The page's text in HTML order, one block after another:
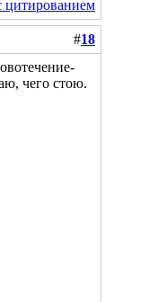
#18
чего стою.